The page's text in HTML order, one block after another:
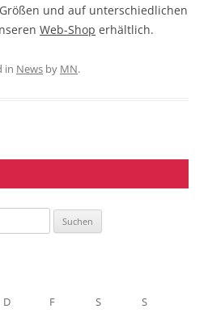
und auf unterschiedlichen
Web-Shop erhältlich.
in News by MN.
D F S
S